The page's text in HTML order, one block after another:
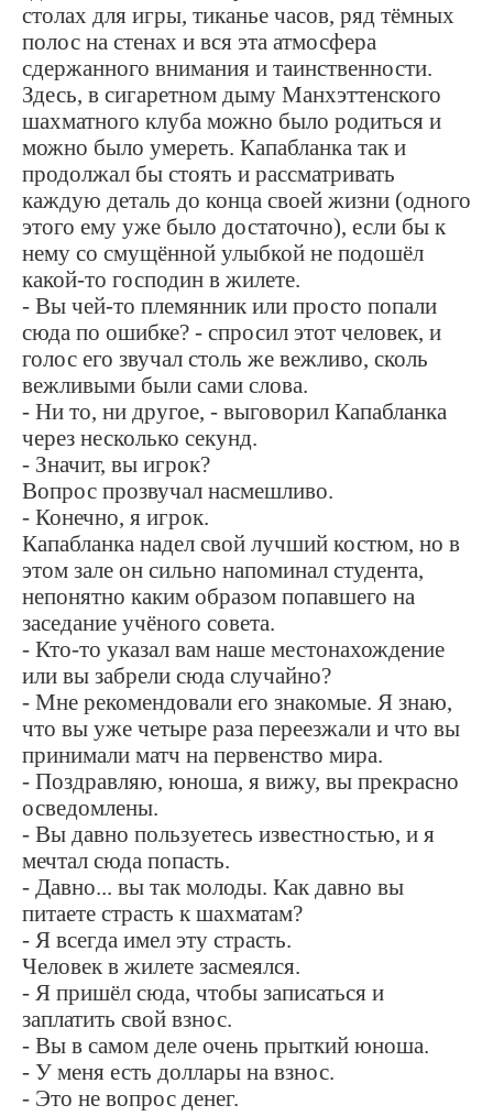
столах для игры, тиканье часов, ряд тёмных
полос на стенах и вся эта атмосфера
сдержанного внимания и таинственности.
Здесь, в сигаретном дыму Манхэттенского
шахматного клуба можно было родиться и
можно было умереть. Капабланка так и
продолжал бы стоять и рассматривать
каждую деталь до конца своей жизни (одного
этого ему уже было достаточно), если бы к
нему со смущённой улыбкой не подошёл
какой-то господин в жилете.
- Вы чей-то племянник или просто попали
сюда по ошибке? - спросил этот человек, и
голос его звучал столь же вежливо, сколь
вежливыми были сами слова.
- Ни то, ни другое, - выговорил Капабланка
через несколько секунд.
- Значит, вы игрок?
Вопрос прозвучал насмешливо.
- Конечно, я игрок.
Капабланка надел свой лучший костюм, но в
этом зале он сильно напоминал студента,
непонятно каким образом попавшего на
заседание учёного совета.
- Кто-то указал вам наше местонахождение
или вы забрели сюда случайно?
- Мне рекомендовали его знакомые. Я знаю,
что вы уже четыре раза переезжали и что вы
принимали матч на первенство мира.
- Поздравляю, юноша, я вижу, вы прекрасно
осведомлены.
- Вы давно пользуетесь известностью, и я
мечтал сюда попасть.
- Давно... вы так молоды. Как давно вы
питаете страсть к шахматам?
- Я всегда имел эту страсть.
Человек в жилете засмеялся.
- Я пришёл сюда, чтобы записаться и
заплатить свой взнос.
- Вы в самом деле очень прыткий юноша.
- У меня есть доллары на взнос.
- Это не вопрос денег.